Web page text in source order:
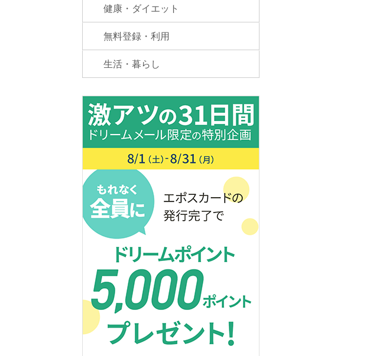
健康・ダイエット
無料登録・利用
生活・暮らし